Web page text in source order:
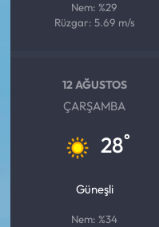
Nem: %29
Rüzgar: 5.69 m/s
12 AĞUSTOS
ÇARŞAMBA
28°
Güneşli
Nem: %34